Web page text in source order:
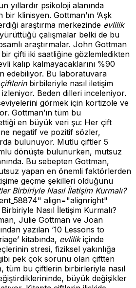
yıllardır psikoloji alanında
klinisyen. Gottman’ın ‘Aşk
araştırma merkezinde evlilik
çalışmalar belki de bu
araştırmalar. John Gottman
çifti iki saatliğine gözlemledikten
kalıp kalmayacaklarını %90
edebiliyor. Bu laboratuvara
çiftlerinbirbileriyle nasıl iletişim
Beden dilleri inceleniyor.
görmek için kortizole ve
Gottman’ın tüm bu
en büyük veri şu: Her çift
negatif ve pozitif sözler,
bulunuyor. Mutlu çiftler 5
dönüşte bulunurken, mutsuz
Bu sebepten Gottman,
yapan en önemli faktörlerden
geçme şekilleri olduğunu
Birbiriyle Nasıl İletişim Kurmalı?
align="alignright"
Nasıl İletişim Kurmalı?
Julie Gottman ve Joan
yazılan ‘10 Lessons to
kitabında, evlilikiçinde
stresi, fiziksel yakınlığa
pek çok sorunu olan çiftten
tüm bu çiftlerin birbirleriyle nasıl
büyük değişikler